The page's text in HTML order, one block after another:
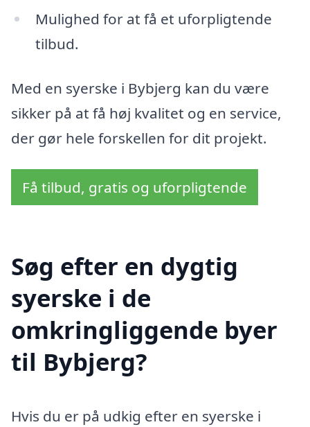
Mulighed for at få et uforpligtende
tilbud.
Med en syerske i Bybjerg kan du være
sikker på at få høj kvalitet og en service,
der gør hele forskellen for dit projekt.
Få tilbud, gratis og uforpligtende
Søg efter en dygtig
syerske i de
omkringliggende byer
til Bybjerg?
Hvis du er på udkig efter en syerske i